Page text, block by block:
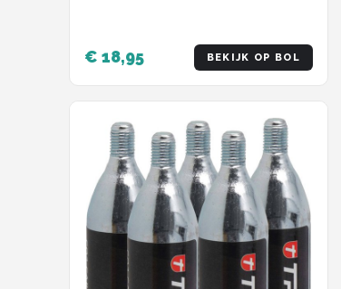
€ 18,95 BEKIJK OP BOL